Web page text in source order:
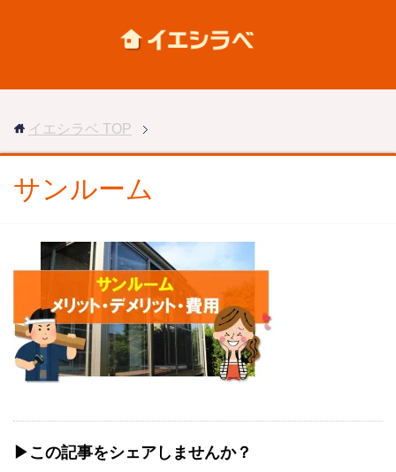
イエシラベ TOP
サンルーム
▶︎この記事をシェアしませんか？